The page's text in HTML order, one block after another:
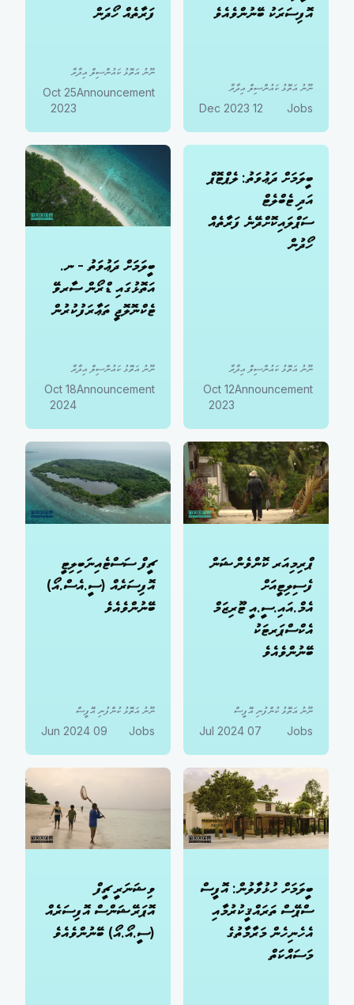
އޮފިސަރަކު ބޭނުންވެއެވެ
ނޫނު އަތޮޅު ކައުންސިލް އިދާރާ
Jobs
12 Dec 2023
ފަރާތެއް ހޯދަން
ނޫނު އަތޮޅު ކައުންސިލް އިދާރާ
Announcement
25 Oct
2023
ބީލަމަށް ދަޢުވަތު: ލެޕްޓޮޕް
އަދި ޓެބްލެޓް
ސަޕްލައިކޮށްދޭނެ ފަރާތެއް
ހޯދުން
ނޫނު އަތޮޅު ކައުންސިލް އިދާރާ
Announcement
12 Oct
2023
ބީލަމަށް ދަޢުވަތު - ނ.
އަތޮޅުގައި ޑްރޯން ސާރވޭ
ޓެކްނޮލޮޖީ ތަޢާރަފުކުރުން
ނޫނު އަތޮޅު ކައުންސިލް އިދާރާ
Announcement
18 Oct
2024
ޕްރިމިއަރ ކޮންވެންޝަން
ފެސިލިޓީއަށް
އެމް.އައި.ސީ.އީ ޓޫރިޒަމް
އެކްސްޕަރޓަކު
ބޭނުންވެއެވެ
ނޫނު އަތޮޅު ކުންފުނި އޮފީސް
Jobs
07 Jul 2024
ޗީފް ސަސްޓެއިނަބިލިޓީ
އޮފިސަރެއް (ސީ.އެސް.އޯ)
ބޭނުންވެއެވެ
ނޫނު އަތޮޅު ކުންފުނި އޮފީސް
Jobs
09 Jun 2024
ބީލަމަށް ހުޅުވާލުން: އޮފީސް
ސްޕޭސް ތަރައްޤީކުރުމާއި
އެހެނިހެން މަރާމާތުގެ
މަސައްކަތް
ވިޝަނަރީ ޗީފް
އޮޕަރޭޝަންސް އޮފިސަރެއް
(ސީ.އޯ.އޯ) ބޭނުންވެއެވެ